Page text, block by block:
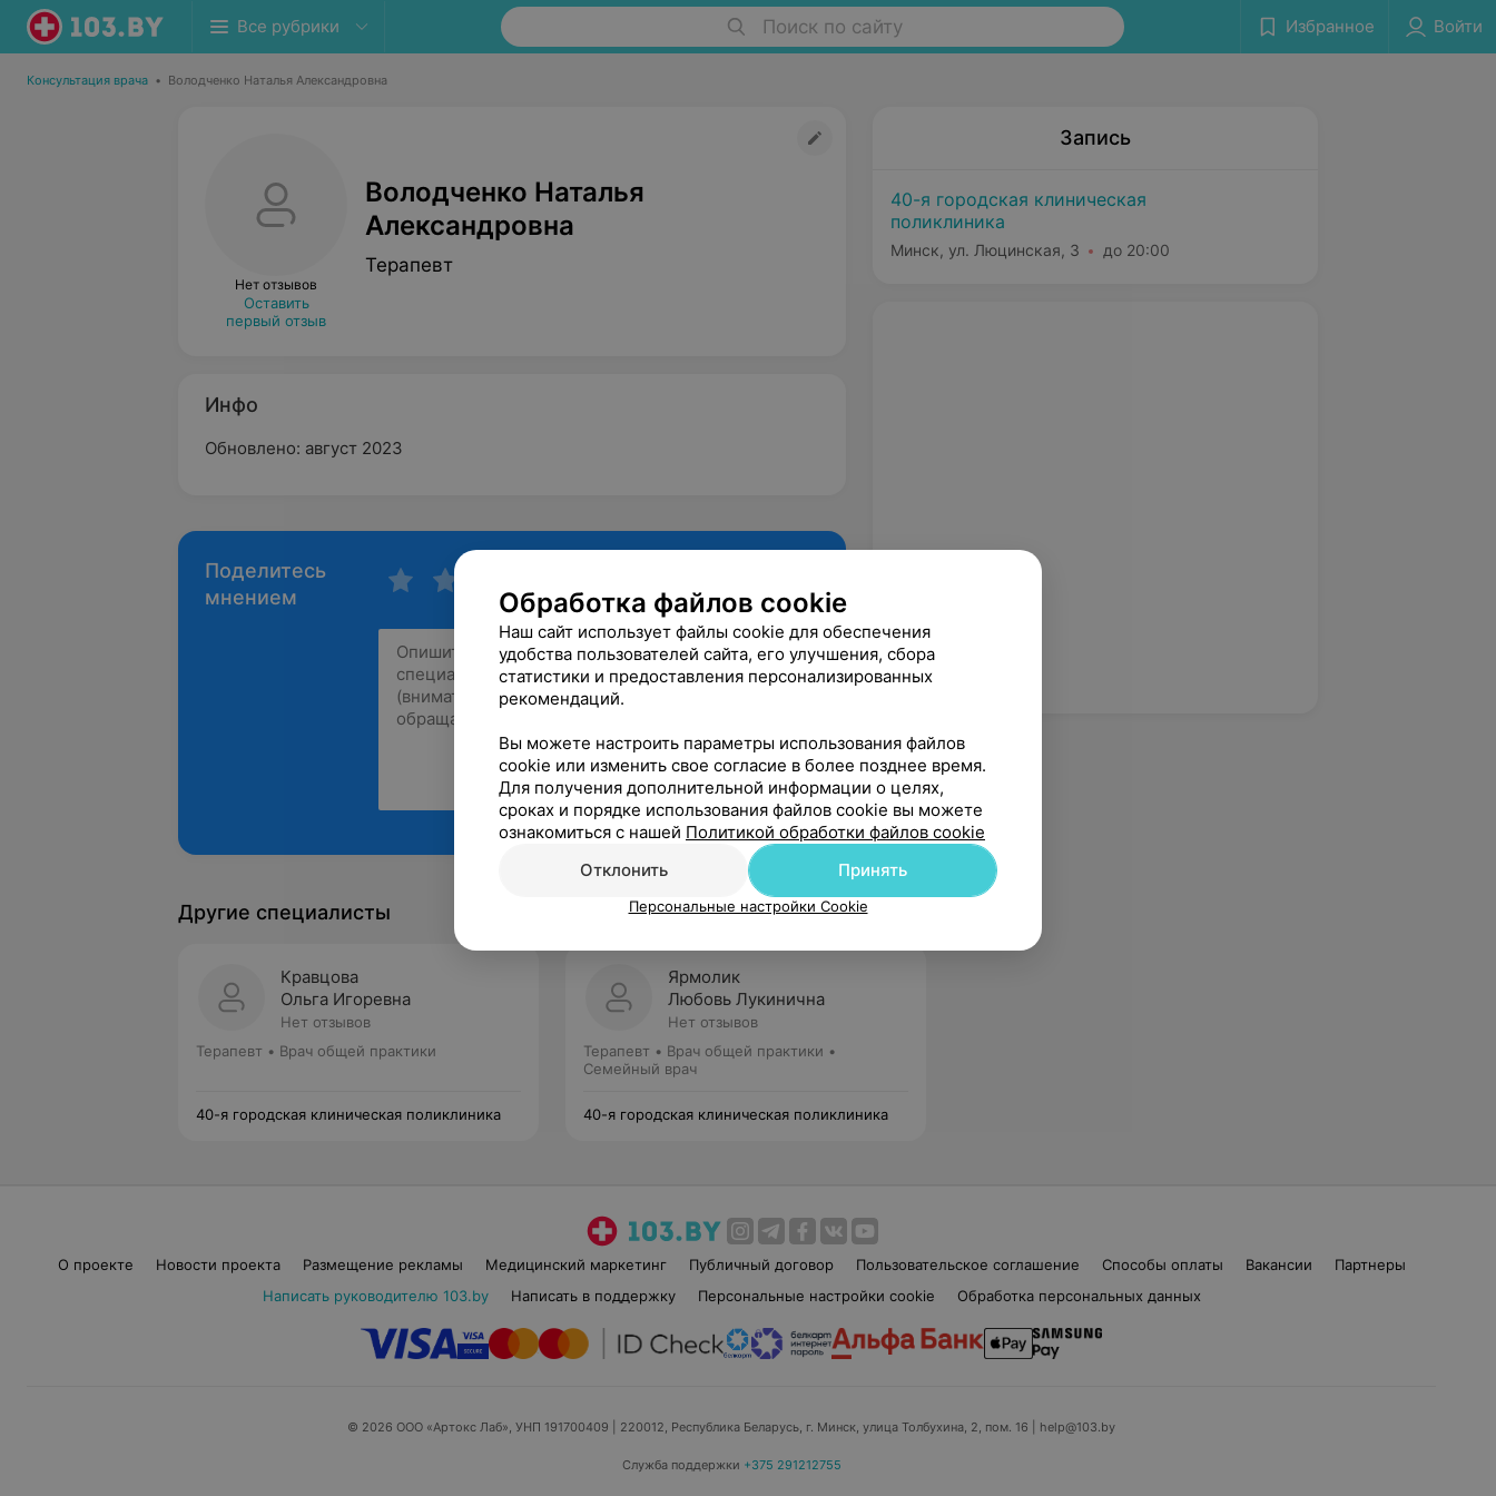
Все рубрики Поиск по сайту Избранное Войти
Консультация врача • Володченко Наталья Александровна
Нет отзывов
Оставить
первый отзыв
Володченко Наталья
Александровна
Терапевт
Инфо
Обновлено: август 2023
Поделитесь
мнением
Рекомендую
Запись
40-я городская клиническая
поликлиника
Минск, ул. Люцинская, 3 до 20:00
Другие специалисты
Кравцова
Ольга Игоревна
Нет отзывов
Терапевт • Врач общей практики
40-я городская клиническая поликлиника
Ярмолик
Любовь Лукинична
Нет отзывов
Терапевт • Врач общей практики •
Семейный врач
40-я городская клиническая поликлиника
О проекте Новости проекта Размещение рекламы Медицинский маркетинг Публичный договор Пользовательское соглашение Способы оплаты Вакансии
Партнеры
Написать руководителю 103.by
Написать в поддержку Персональные настройки cookie Обработка персональных данных
© 2026 ООО «Артокс Лаб», УНП 191700409 | 220012, Республика Беларусь, г. Минск, улица Толбухина, 2, пом. 16 | help@103.by
Служба поддержки +375 291212755
Обработка файлов cookie
Наш сайт использует файлы cookie для обеспечения
удобства пользователей сайта, его улучшения, сбора
статистики и предоставления персонализированных
рекомендаций.
Вы можете настроить параметры использования файлов
cookie или изменить свое согласие в более позднее время.
Для получения дополнительной информации о целях,
сроках и порядке использования файлов cookie вы можете
ознакомиться с нашей Политикой обработки файлов cookie
Отклонить
Принять
Персональные настройки Cookie